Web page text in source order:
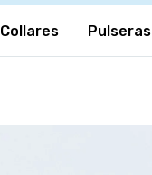
Collares Pulseras